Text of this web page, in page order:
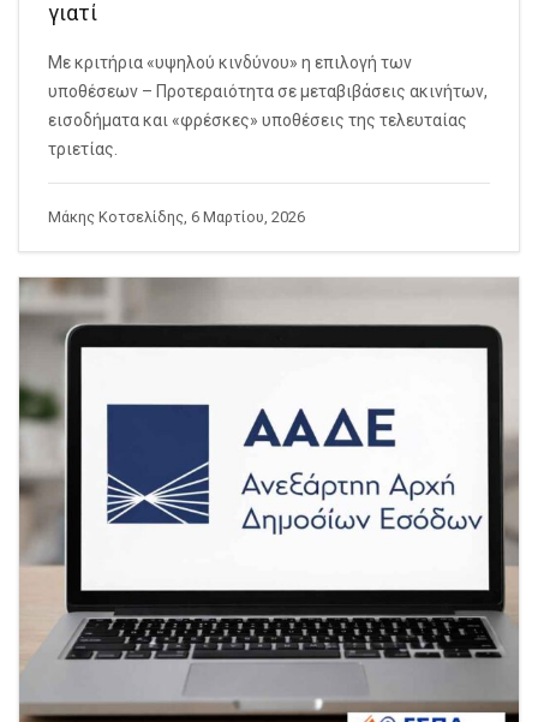
γιατί
Με κριτήρια «υψηλού κινδύνου» η επιλογή των
υποθέσεων – Προτεραιότητα σε μεταβιβάσεις ακινήτων,
εισοδήματα και «φρέσκες» υποθέσεις της τελευταίας
τριετίας.
Μάκης Κοτσελίδης, 6 Μαρτίου, 2026